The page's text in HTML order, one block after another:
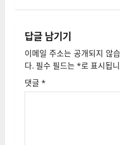
이
션
답글 남기기
이메일 주소는 공개되지 않
다. 필수 필드는 *로 표시됩
댓글 *